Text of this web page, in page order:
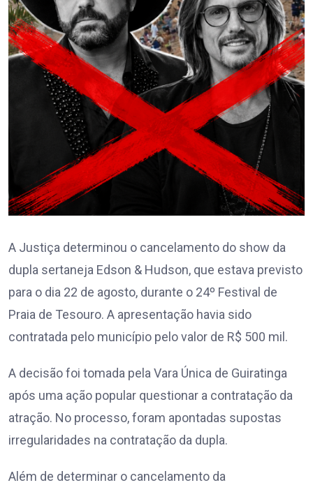
A Justiça determinou o cancelamento do show da
dupla sertaneja Edson & Hudson, que estava previsto
para o dia 22 de agosto, durante o 24º Festival de
Praia de Tesouro. A apresentação havia sido
contratada pelo município pelo valor de R$ 500 mil.
A decisão foi tomada pela Vara Única de Guiratinga
após uma ação popular questionar a contratação da
atração. No processo, foram apontadas supostas
irregularidades na contratação da dupla.
Além de determinar o cancelamento da